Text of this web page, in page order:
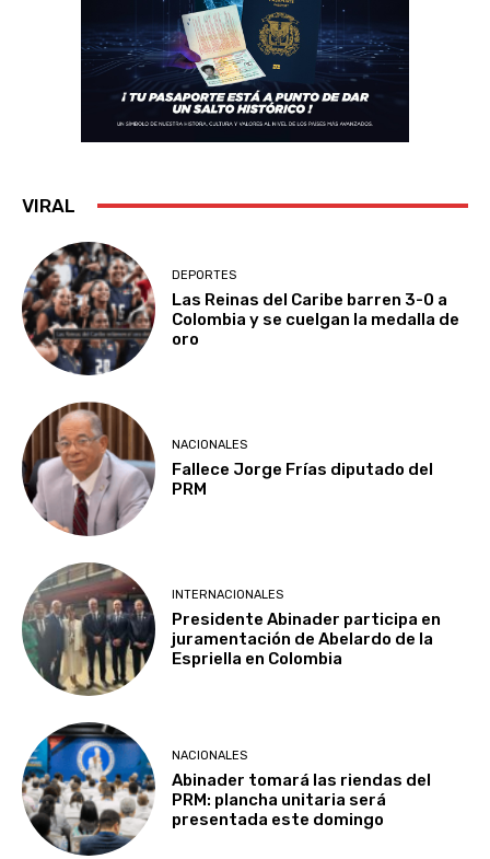
VIRAL
DEPORTES
Las Reinas del Caribe barren 3-0 a
Colombia y se cuelgan la medalla de
oro
NACIONALES
Fallece Jorge Frías diputado del
PRM
INTERNACIONALES
Presidente Abinader participa en
juramentación de Abelardo de la
Espriella en Colombia
NACIONALES
Abinader tomará las riendas del
PRM: plancha unitaria será
presentada este domingo